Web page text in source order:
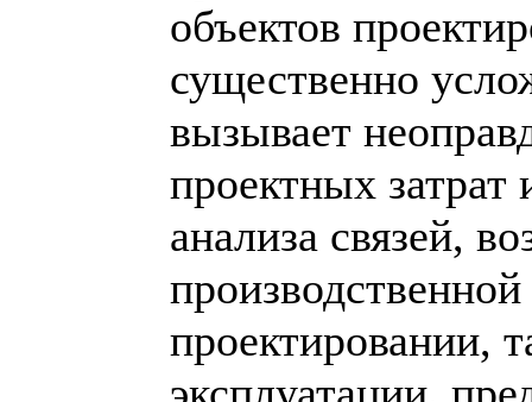
объектов
существенно
вызывает
проектных затрат
анализа связей,
проектировании,